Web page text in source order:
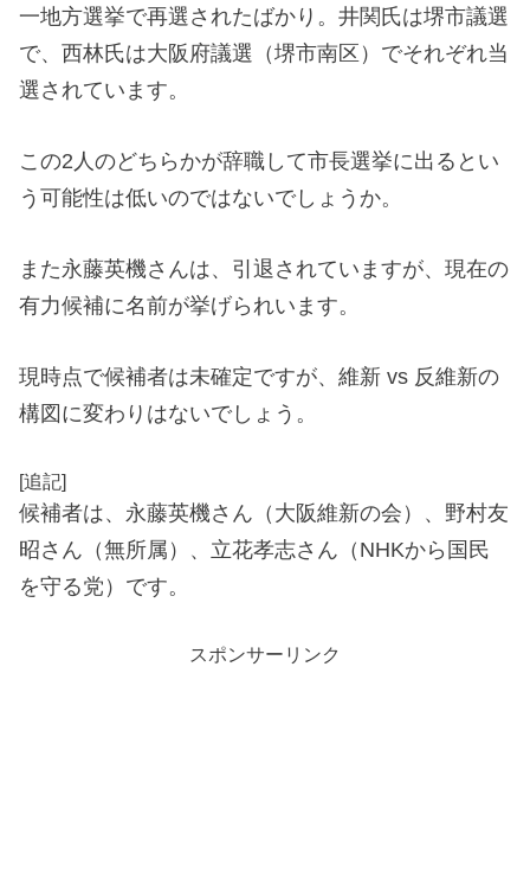
一地方選挙で再選されたばかり。井関氏は堺市議選
で、西林氏は大阪府議選（堺市南区）でそれぞれ当
選されています。
この2人のどちらかが辞職して市長選挙に出るとい
う可能性は低いのではないでしょうか。
また永藤英機さんは、引退されていますが、現在の
有力候補に名前が挙げられいます。
現時点で候補者は未確定ですが、維新 vs 反維新の
構図に変わりはないでしょう。
[追記]
候補者は、永藤英機さん（大阪維新の会）、野村友
昭さん（無所属）、立花孝志さん（NHKから国民
を守る党）です。
スポンサーリンク